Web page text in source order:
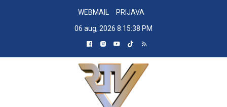
WEBMAIL
PRIJAVA
06 aug, 2026 8:15:38 PM